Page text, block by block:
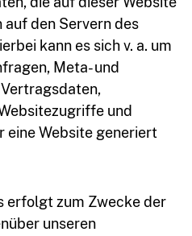
den Servern des
kann es sich v. a. um
Meta- und
und
eine Website generiert
erfolgt zum Zwecke der
unseren